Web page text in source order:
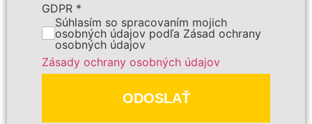
GDPR *
Súhlasím so spracovaním mojich
osobných údajov podľa Zásad ochrany
osobných údajov
Zásady ochrany osobných údajov
ODOSLAŤ
PREDBEŽNE OBJEDNAŤ
sú povinné